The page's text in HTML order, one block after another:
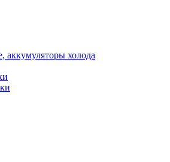
аккумуляторы холода